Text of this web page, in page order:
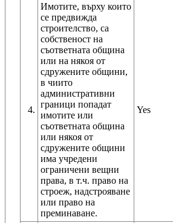
4.
Имотите, върху които
се предвижда
строителство, са
собственост на
съответната община
или на някоя от
сдружените общини,
в чиито
административни
граници попадат
имотите или
съответната община
или някоя от
сдружените общини
има учредени
ограничени вещни
права, в т.ч. право на
строеж, надстрояване
или право на
преминаване.
Yes